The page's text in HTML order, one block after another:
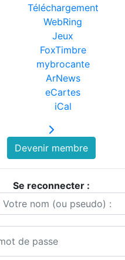
Téléchargement
WebRing
Jeux
FoxTimbre
mybrocante
ArNews
eCartes
iCal
Devenir membre
Se reconnecter :